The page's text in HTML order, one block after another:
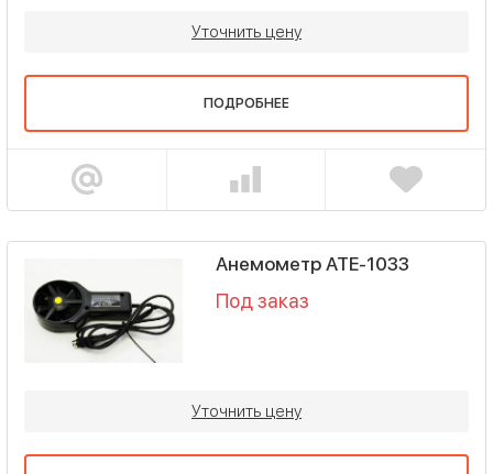
Уточнить цену
ПОДРОБНЕЕ
Анемометр АТЕ-1033
Под заказ
Уточнить цену